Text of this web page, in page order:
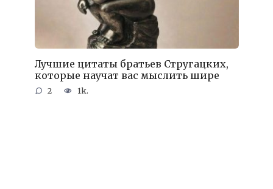
Лучшие цитаты братьев Стругацких,
которые научат вас мыслить шире
2 1k.